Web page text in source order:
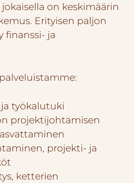
on keskimäärin
Erityisen paljon
finanssi- ja
työkalutuki
projektijohtamisen
projekti- ja
ketterien